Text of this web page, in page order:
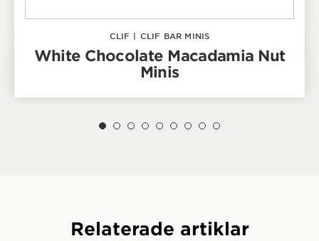
CLIF | CLIF BAR MINIS
White Chocolate Macadamia Nut
Minis
Relaterade artiklar